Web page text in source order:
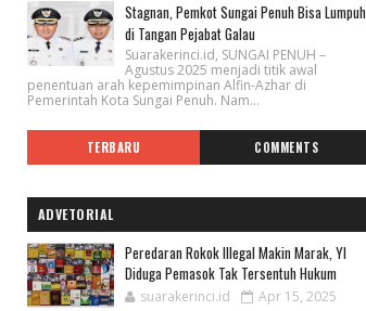
Stagnan, Pemkot Sungai Penuh Bisa Lumpuh
di Tangan Pejabat Galau
Suarakerinci.id, SUNGAI PENUH –
Agustus 2025 menjadi titik awal
penentuan arah kepemimpinan Alfin-Azhar di
Pemerintah Kota Sungai Penuh. Nam...
TERBARU COMMENTS
ADVETORIAL
Peredaran Rokok Illegal Makin Marak, YI
Diduga Pemasok Tak Tersentuh Hukum
suarakerinci.id Apr 15, 2025